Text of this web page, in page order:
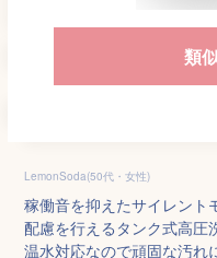
類
LemonSoda(50代・女性)
稼働音を抑えたサイレント
配慮を行えるタンク式高圧
温水対応なので頑固な汚れ